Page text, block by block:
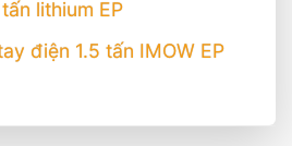
lithium EP
điện 1.5 tấn IMOW EP